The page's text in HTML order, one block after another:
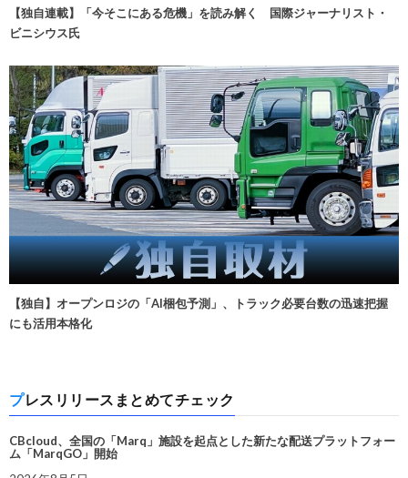
【独自連載】「今そこにある危機」を読み解く 国際ジャーナリスト・
ビニシウス氏
【独自】オープンロジの「AI梱包予測」、トラック必要台数の迅速把握
にも活用本格化
プレスリリースまとめてチェック
CBcloud、全国の「Marq」施設を起点とした新たな配送プラットフォー
ム「MarqGO」開始